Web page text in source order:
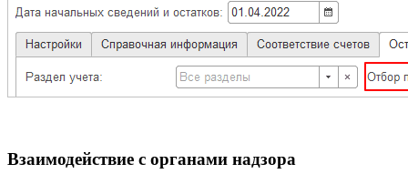
Взаимодействие с органами надзора